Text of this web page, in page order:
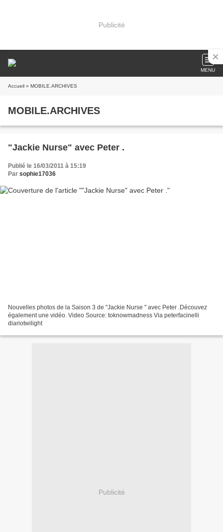
Publicité
MENU
Accueil » MOBILE.ARCHIVES
MOBILE.ARCHIVES
"Jackie Nurse" avec Peter .
Publié le 16/03/2011 à 15:19
Par sophie17036
Nouvelles photos de la Saison 3 de "Jackie Nurse " avec Peter .Découvez
également une vidéo. Video Source: toknowmadness Via peterfacinelli
diariotwilight
Publicité